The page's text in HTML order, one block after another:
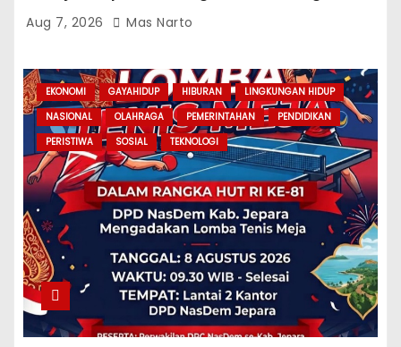
Fisik dan Teknik Atlet
Aug 7, 2026 Mas Narto
EKONOMI GAYAHIDUP HIBURAN
LINGKUNGAN HIDUP
NASIONAL
OLAHRAGA PEMERINTAHAN
PENDIDIKAN
PERISTIWA
SOSIAL TEKNOLOGI